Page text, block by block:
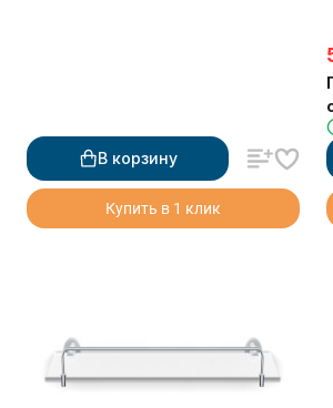
В корзину
Купить в 1 клик